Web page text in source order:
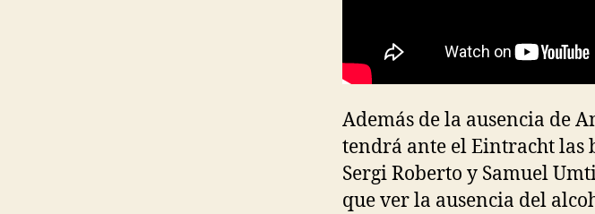
Además de la ausencia de
tendrá ante el Eintracht las
Sergi Roberto y Samuel
que ver la ausencia del